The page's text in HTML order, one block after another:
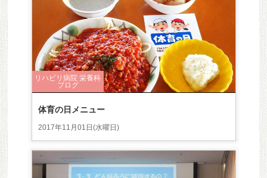
リハビリ病院 栄養科
ブログ
体育の日メニュー
2017年11月01日(水曜日)